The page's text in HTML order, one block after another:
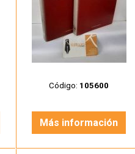
Código: 105600
Más información